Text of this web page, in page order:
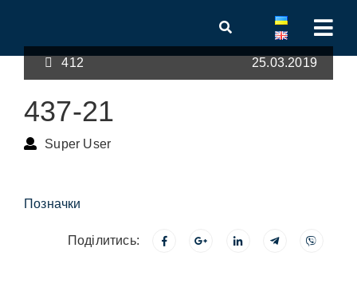
412 25.03.2019
437-21
Super User
Позначки
Поділитись: